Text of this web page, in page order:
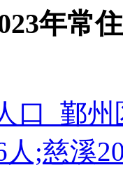
年常